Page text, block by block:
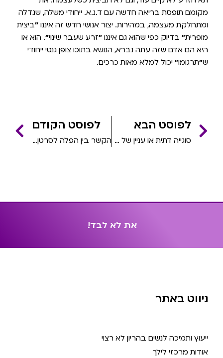
מקומם תופסת בריאה חדשה עם ד.נ.א. ייחודי משלה, שגדלה
ומתחלקת מעצמה, במהירות. יצור אנושי חדש זה איננו ״ביצית
מופרית״ בדיוק כפי שהוא גם איננו ״זרע שעבר שינוי״. הוא או
היא הם אדם שזה עתה נברא, הנושא בתוכו צופן גנטי ייחודי
ש״תרגומו״ יכול למלא מאות כרכים.
לפוסט הבא
סוגייה דתית או עניין של שוויון זכויות וחיי אנוש?
לפוסט הקודם
הקשר בין הפלה לסרטן השד
את לא לבד!
ניווט באתר
ייעוץ ותמיכה לנשים בהריון לא רצוי
אודות מרכזי לילך